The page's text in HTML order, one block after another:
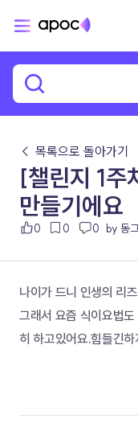
← 목록으로 돌아가기
[챌린지 1주
만들기에요
0 0 0 by 동
나이가 드니 인생의 리
그래서 요즘 식이요법
히 하고있어요.힘들긴